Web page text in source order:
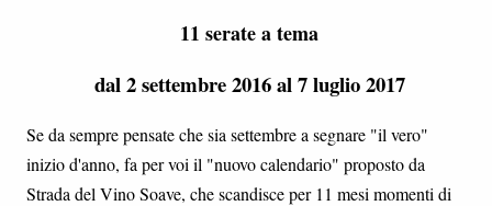
11 serate a tema
dal 2 settembre 2016 al 7 luglio 2017
Se da sempre pensate che sia settembre a segnare "il vero"
inizio d'anno, fa per voi il "nuovo calendario" proposto da
Strada del Vino Soave, che scandisce per 11 mesi momenti di